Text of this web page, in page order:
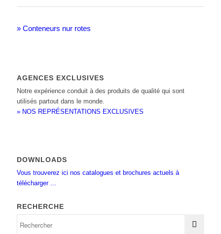
» Conteneurs nur rotes
AGENCES EXCLUSIVES
Notre expérience conduit à des produits de qualité qui sont
utilisés partout dans le monde.
» NOS REPRÉSENTATIONS EXCLUSIVES
DOWNLOADS
Vous trouverez ici nos catalogues et brochures actuels à
télécharger ...
RECHERCHE